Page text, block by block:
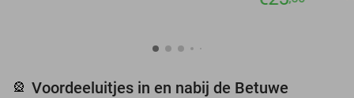
🎡 Voordeeluitjes in en nabij de Betuwe